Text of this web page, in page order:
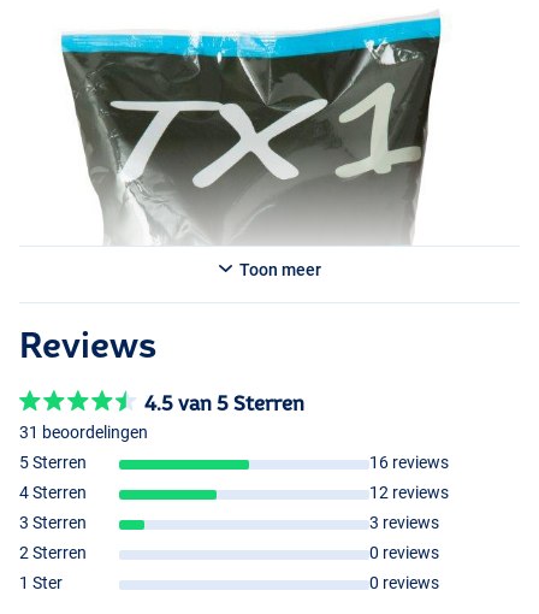
Toon meer
Reviews
4.5 van 5 Sterren
31 beoordelingen
5 Sterren
16 reviews
4 Sterren
12 reviews
3 Sterren
3 reviews
2 Sterren
0 reviews
1 Ster
0 reviews